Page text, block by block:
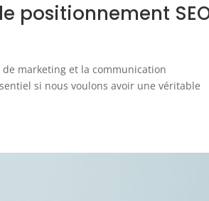
positionnement
marketing et la communication
si nous voulons avoir une véritable